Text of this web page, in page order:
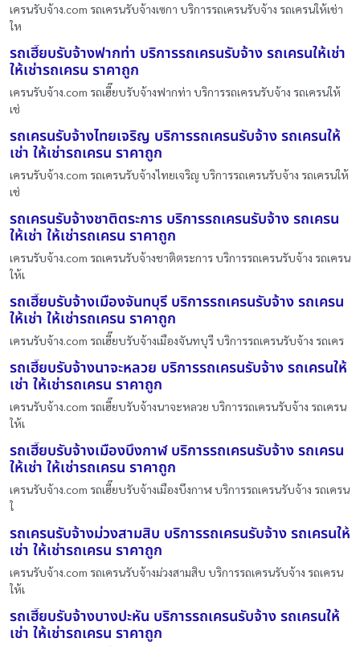
เครนรับจ้าง.com รถเครนรับจ้างเซกา บริการรถเครนรับจ้าง รถเครนให้เช่า
ให
รถเฮี๊ยบรับจ้างฟากท่า บริการรถเครนรับจ้าง รถเครนให้เช่า
ให้เช่ารถเครน ราคาถูก
เครนรับจ้าง.com รถเฮี๊ยบรับจ้างฟากท่า บริการรถเครนรับจ้าง รถเครนให้
เช่
รถเครนรับจ้างไทยเจริญ บริการรถเครนรับจ้าง รถเครนให้
เช่า ให้เช่ารถเครน ราคาถูก
เครนรับจ้าง.com รถเครนรับจ้างไทยเจริญ บริการรถเครนรับจ้าง รถเครนให้
เช่
รถเครนรับจ้างชาติตระการ บริการรถเครนรับจ้าง รถเครน
ให้เช่า ให้เช่ารถเครน ราคาถูก
เครนรับจ้าง.com รถเครนรับจ้างชาติตระการ บริการรถเครนรับจ้าง รถเครน
ให้เ
รถเฮี๊ยบรับจ้างเมืองจันทบุรี บริการรถเครนรับจ้าง รถเครน
ให้เช่า ให้เช่ารถเครน ราคาถูก
เครนรับจ้าง.com รถเฮี๊ยบรับจ้างเมืองจันทบุรี บริการรถเครนรับจ้าง รถเคร
รถเฮี๊ยบรับจ้างนาจะหลวย บริการรถเครนรับจ้าง รถเครนให้
เช่า ให้เช่ารถเครน ราคาถูก
เครนรับจ้าง.com รถเฮี๊ยบรับจ้างนาจะหลวย บริการรถเครนรับจ้าง รถเครน
ให้เ
รถเฮี๊ยบรับจ้างเมืองบึงกาฬ บริการรถเครนรับจ้าง รถเครน
ให้เช่า ให้เช่ารถเครน ราคาถูก
เครนรับจ้าง.com รถเฮี๊ยบรับจ้างเมืองบึงกาฬ บริการรถเครนรับจ้าง รถเครน
ใ
รถเครนรับจ้างม่วงสามสิบ บริการรถเครนรับจ้าง รถเครนให้
เช่า ให้เช่ารถเครน ราคาถูก
เครนรับจ้าง.com รถเครนรับจ้างม่วงสามสิบ บริการรถเครนรับจ้าง รถเครน
ให้เ
รถเฮี๊ยบรับจ้างบางปะหัน บริการรถเครนรับจ้าง รถเครนให้
เช่า ให้เช่ารถเครน ราคาถูก